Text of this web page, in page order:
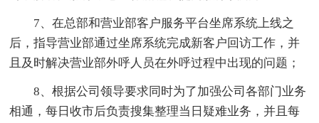
7、在总部和营业部客户服务平台坐席系统上线之
后，指导营业部通过坐席系统完成新客户回访工作，并
且及时解决营业部外呼人员在外呼过程中出现的问题；
8、根据公司领导要求同时为了加强公司各部门业务
相通，每日收市后负责搜集整理当日疑难业务，并且每